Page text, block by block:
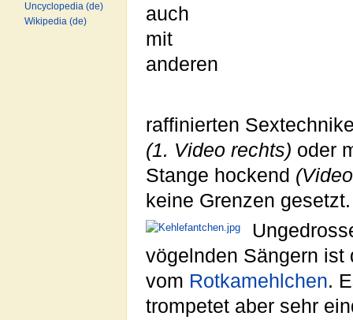
auch
mit
anderen
raffinierten
(1. Video rechts) oder
Stange hockend
keine Grenzen gesetzt.
vögelnden Sängern ist
vom Rotkamehlchen.
trompetet aber sehr
Uncyclopedia (de)
Wikipedia (de)